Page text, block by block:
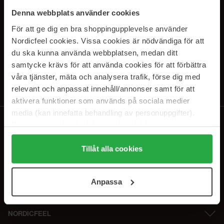
Denna webbplats använder cookies
För att ge dig en bra shoppingupplevelse använder
Nordicfeel cookies. Vissa cookies är nödvändiga för att
du ska kunna använda webbplatsen, medan ditt
samtycke krävs för att använda cookies för att förbättra
våra tjänster, mäta och analysera trafik, förse dig med
relevant och anpassat innehåll/annonser samt för att
aktivera funktioner som används på sociala medier
media (kan innefatta behandling av personuppgifter).
Genom att trycka på "Tillåt alla cookies" accepterar du
alla cookies, medan du under "Detaljer" kan anpassa
användningen av cookies. Du kan när som helst återkalla
samt vår Integritetspolicy.
Tillåt alla cookies
Anpassa
PRENUMERERA PÅ VÅRA
NYHETSBREV
E-postadress
Genom att prenumerera accepterar du vårIntegritetspolicy.
NORDICFEEL